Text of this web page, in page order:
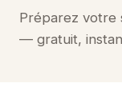
Préparez votre
— gratuit,